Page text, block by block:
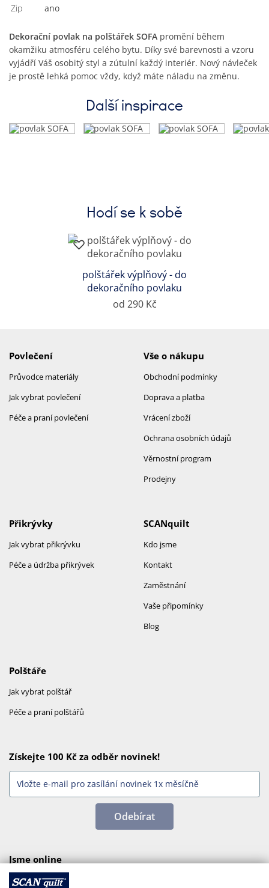
Zip
Ano
Dekorační povlak na polštářek SOFA promění během
okamžiku atmosféru celého bytu. Díky své barevnosti a vzoru
vyjádří Váš osobitý styl a zútulní každý interiér. Nový návleček
je prostě lehká pomoc vždy, když máte náladu na změnu.
Další inspirace
Hodí se k sobě
polštářek výplňový - do
dekoračního povlaku
od 290 Kč
Povlečení
Průvodce materiály
Jak vybrat povlečení
Péče a praní povlečení
Vše o nákupu
Obchodní podmínky
Doprava a platba
Vrácení zboží
Ochrana osobních údajů
Věrnostní program
Prodejny
SCANquilt
Kdo jsme
Kontakt
Zaměstnání
Vaše připomínky
Blog
Přikrývky
Jak vybrat přikrývku
Péče a údržba přikrývek
Polštáře
Jak vybrat polštář
Péče a praní polštářů
Získejte 100 Kč za odběr novinek!
Odebírat
Jsme online